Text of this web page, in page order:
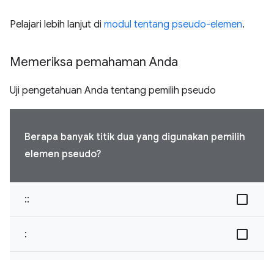
Pelajari lebih lanjut di modul tentang pseudo-elemen.
Memeriksa pemahaman Anda
Uji pengetahuan Anda tentang pemilih pseudo
Berapa banyak titik dua yang digunakan pemilih
elemen pseudo?
::
: